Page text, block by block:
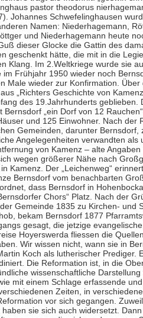
pastor theodorus
Johannes Schwefelinghausen
Namen: Niederhagemann,
und Niederhagemann heute
dieser Glocke die Gattin des
geschenkt hätte, die mit in die
Klang. Im 2.Weltkriege wurde sie
Frühjahr 1950 wieder noch
Male wieder zur Konfirmation. Über
„Richters Geschichte von
des 19.Jahrhunderts geblieben.
„ein Dorf von 12
und 125 Einwohner. Nach der
Gemeinden, darunter Bernsdorf,
Angelegenheiten verwandten als
von Kamenz – alte
wegen größerer Nähe nach
Kamenz. Der „Leichenweg“
Bernsdorf vom benachbarten
dass Bernsdorf in
Chors“ Platz. Nach der
Gemeinde 1835 zu Kirchen- und
bekam Bernsdorf 1877
gesagt, die jetzige evangelische
Hoyerswerda fliessen die
Wir wissen nicht, wann sie in
Koch als lutherischer Prediger.
Die Reformation ist, in die
wissenschaftliche
mit einem Schlage erfassende
Zeiten, in
vor sich gegangen.
sie sich auch widersetzt.